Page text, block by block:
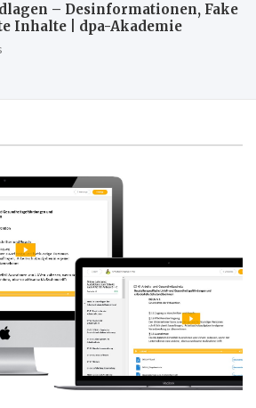
– Desinformationen, Fake
Inhalte | dpa-Akademie